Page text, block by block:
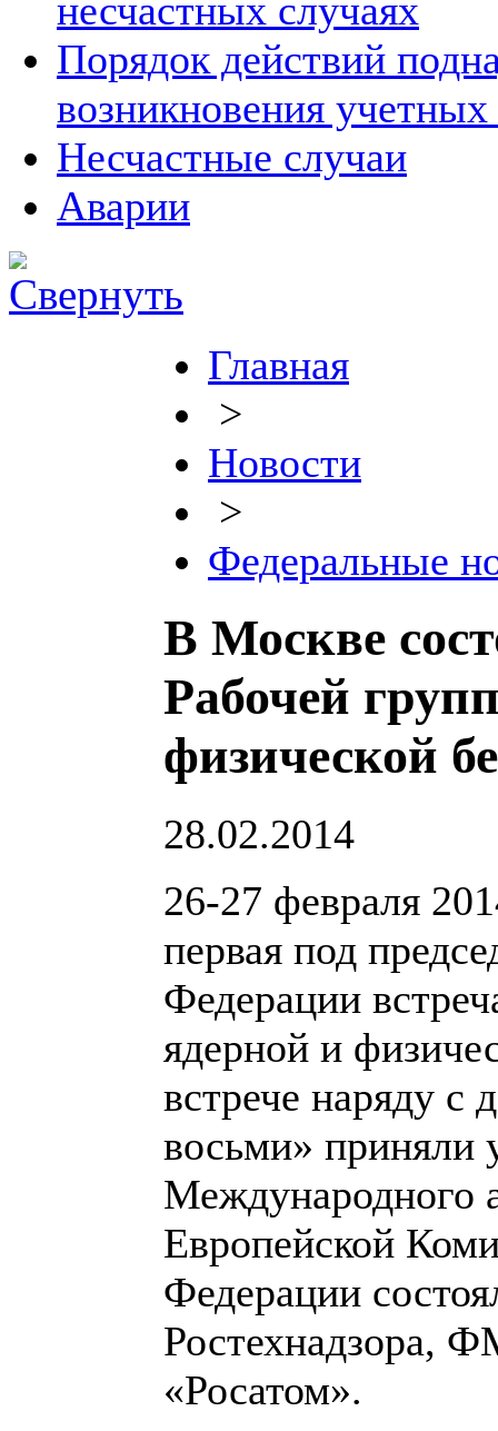
несчастных случаях
Порядок действий
возникновения
Несчастные случаи
Аварии
Главная
>
Новости
>
Федеральные
В Москве
Рабочей
физической
28.02.2014
26-27 февраля
первая под
Федерации
ядерной и
встрече наряду с
восьми» приняли
Международного
Европейской
Федерации
Ростехнадзора,
«Росатом».